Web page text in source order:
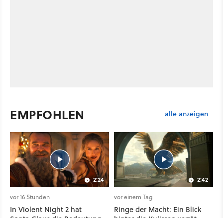
EMPFOHLEN alle anzeigen
2:24
vor 16 Stunden
In Violent Night 2 hat
2:42
vor einem Tag
Ringe der Macht: Ein Blick